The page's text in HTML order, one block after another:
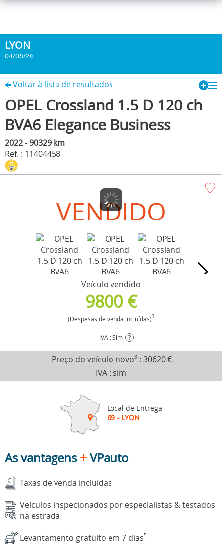
LYON
04/06/26
Voltar à lista de resultados
OPEL Crossland 1.5 D 120 ch
BVA6 Elegance Business
2022 - 90329 km
Ref. : 11404458
VENDIDO
Veículo vendido
9800 €
(Despesas de venda incluídas)1
IVA : Sim ?
Preço do veículo novo3 : 30620 €
IVA : sim
Local de Entrega
69 - LYON
As vantagens+VPauto
Taxas de venda incluídas
Veículos inspecionados por especialistas & testados
na estrada
Levantamento gratuito em 7 dias5